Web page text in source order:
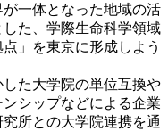
一体となった地域の活
た、学際生命科学領域
」を東京に形成しよう
た大学院の単位互換や
シップなどによる企業
所との大学院連携を通